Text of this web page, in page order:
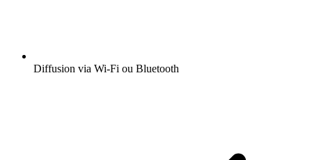
Diffusion via Wi-Fi ou Bluetooth